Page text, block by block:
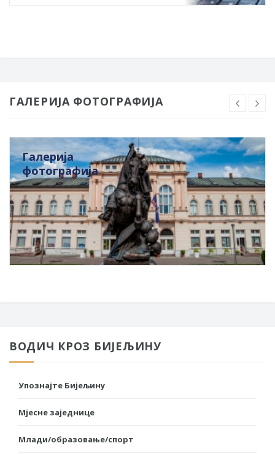
ГАЛЕРИЈА ФОТОГРАФИЈА
Галерија
фотографија
ВОДИЧ КРОЗ БИЈЕЉИНУ
Упознајте Бијељину
Мјесне заједнице
Млади/образовање/спорт